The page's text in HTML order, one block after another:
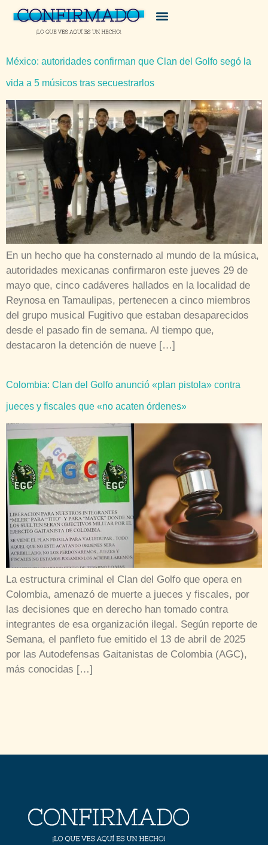
México: autoridades confirman que Clan del Golfo segó la
vida a 5 músicos tras secuestrarlos
En un hecho que ha consternado al mundo de la música,
autoridades mexicanas confirmaron este jueves 29 de
mayo que, cinco cadáveres hallados en la localidad de
Reynosa en Tamaulipas, pertenecen a cinco miembros
del grupo musical Fugitivo que estaban desaparecidos
desde el pasado fin de semana. Al tiempo que,
destacaron la detención de nueve […]
Colombia: Clan del Golfo anunció «plan pistola» contra
jueces y fiscales que «no acaten órdenes»
La estructura criminal el Clan del Golfo que opera en
Colombia, amenazó de muerte a jueces y fiscales, por
las decisiones que en derecho han tomado contra
integrantes de esa organización ilegal. Según reporte de
Semana, el panfleto fue emitido el 13 de abril de 2025
por las Autodefensas Gaitanistas de Colombia (AGC),
más conocidas […]